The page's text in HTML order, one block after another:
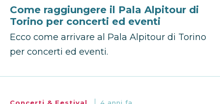
Come raggiungere il Pala Alpitour di
Torino per concerti ed eventi
Ecco come arrivare al Pala Alpitour di Torino
per concerti ed eventi.